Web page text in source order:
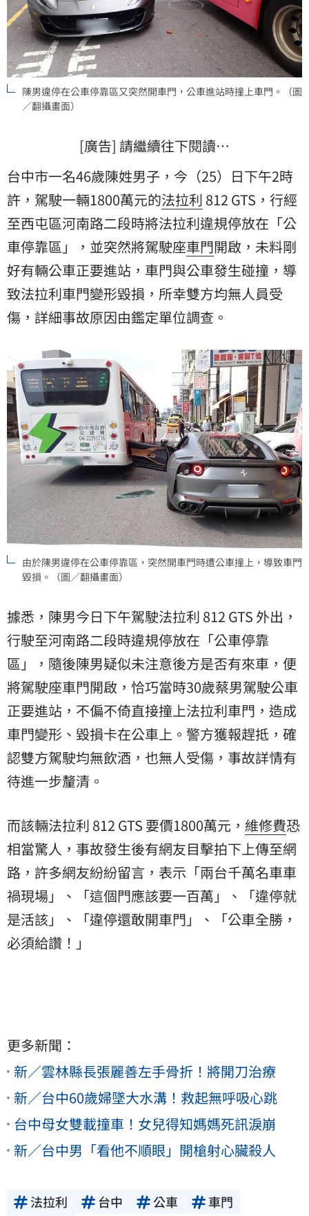
陳男違停在公車停靠區又突然開車門，公車進站時撞上車門。（圖
／翻攝畫面）
[廣告] 請繼續往下閱讀…
台中市一名46歲陳姓男子，今（25）日下午2時
許，駕駛一輛1800萬元的法拉利 812 GTS，行經
至西屯區河南路二段時將法拉利違規停放在「公
車停靠區」，並突然將駕駛座車門開啟，未料剛
好有輛公車正要進站，車門與公車發生碰撞，導
致法拉利車門變形毀損，所幸雙方均無人員受
傷，詳細事故原因由鑑定單位調查。
由於陳男違停在公車停靠區，突然開車門時遭公車撞上，導致車門
毀損。（圖／翻攝畫面）
據悉，陳男今日下午駕駛法拉利 812 GTS 外出，
行駛至河南路二段時違規停放在「公車停靠
區」，隨後陳男疑似未注意後方是否有來車，便
將駕駛座車門開啟，恰巧當時30歲蔡男駕駛公車
正要進站，不偏不倚直接撞上法拉利車門，造成
車門變形、毀損卡在公車上。警方獲報趕抵，確
認雙方駕駛均無飲酒，也無人受傷，事故詳情有
待進一步釐清。
而該輛法拉利 812 GTS 要價1800萬元， 維修費恐
相當驚人，事故發生後有網友目擊拍下上傳至網
路，許多網友紛紛留言，表示「兩台千萬名車車
禍現場」、「這個門應該要一百萬」、「違停就
是活該」、「違停還敢開車門」、「公車全勝，
必須給讚！」
更多新聞：
新／雲林縣長張麗善左手骨折！將開刀治療
新／台中60歲婦墜大水溝！救起無呼吸心跳
台中母女雙載撞車！女兒得知媽媽死訊淚崩
新／台中男「看他不順眼」開槍射心臟殺人
法拉利 台中 公車 車門